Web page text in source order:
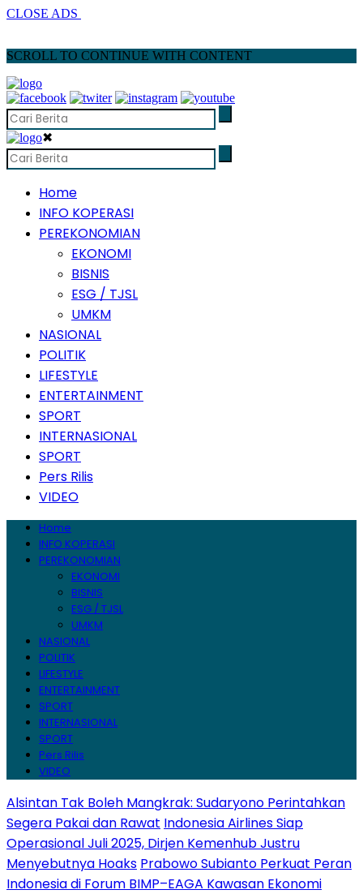
CLOSE ADS
SCROLL TO CONTINUE WITH CONTENT
✖
Home
INFO KOPERASI
PEREKONOMIAN
EKONOMI
BISNIS
ESG / TJSL
UMKM
NASIONAL
POLITIK
LIFESTYLE
ENTERTAINMENT
SPORT
INTERNASIONAL
SPORT
Pers Rilis
VIDEO
Home
INFO KOPERASI
PEREKONOMIAN
EKONOMI
BISNIS
ESG / TJSL
UMKM
NASIONAL
POLITIK
LIFESTYLE
ENTERTAINMENT
SPORT
INTERNASIONAL
SPORT
Pers Rilis
VIDEO
Alsintan Tak Boleh Mangkrak: Sudaryono Perintahkan
Segera Pakai dan Rawat Indonesia Airlines Siap
Operasional Juli 2025, Dirjen Kemenhub Justru
Menyebutnya Hoaks Prabowo Subianto Perkuat Peran
Indonesia di Forum BIMP–EAGA Kawasan Ekonomi